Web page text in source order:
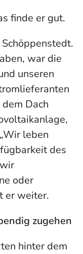
finde er gut.
war die
unseren
Dach
leben
des
oder
er weiter.
zugehen
hinter dem